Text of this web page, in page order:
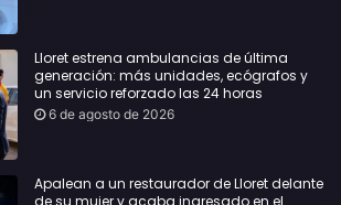
Lloret estrena ambulancias de última
generación: más unidades, ecógrafos y
un servicio reforzado las 24 horas
6 de agosto de 2026
Apalean a un restaurador de Lloret delante
de su mujer y acaba ingresado en el